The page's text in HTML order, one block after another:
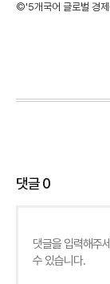
©'5개국어 글로벌 경제
댓글0